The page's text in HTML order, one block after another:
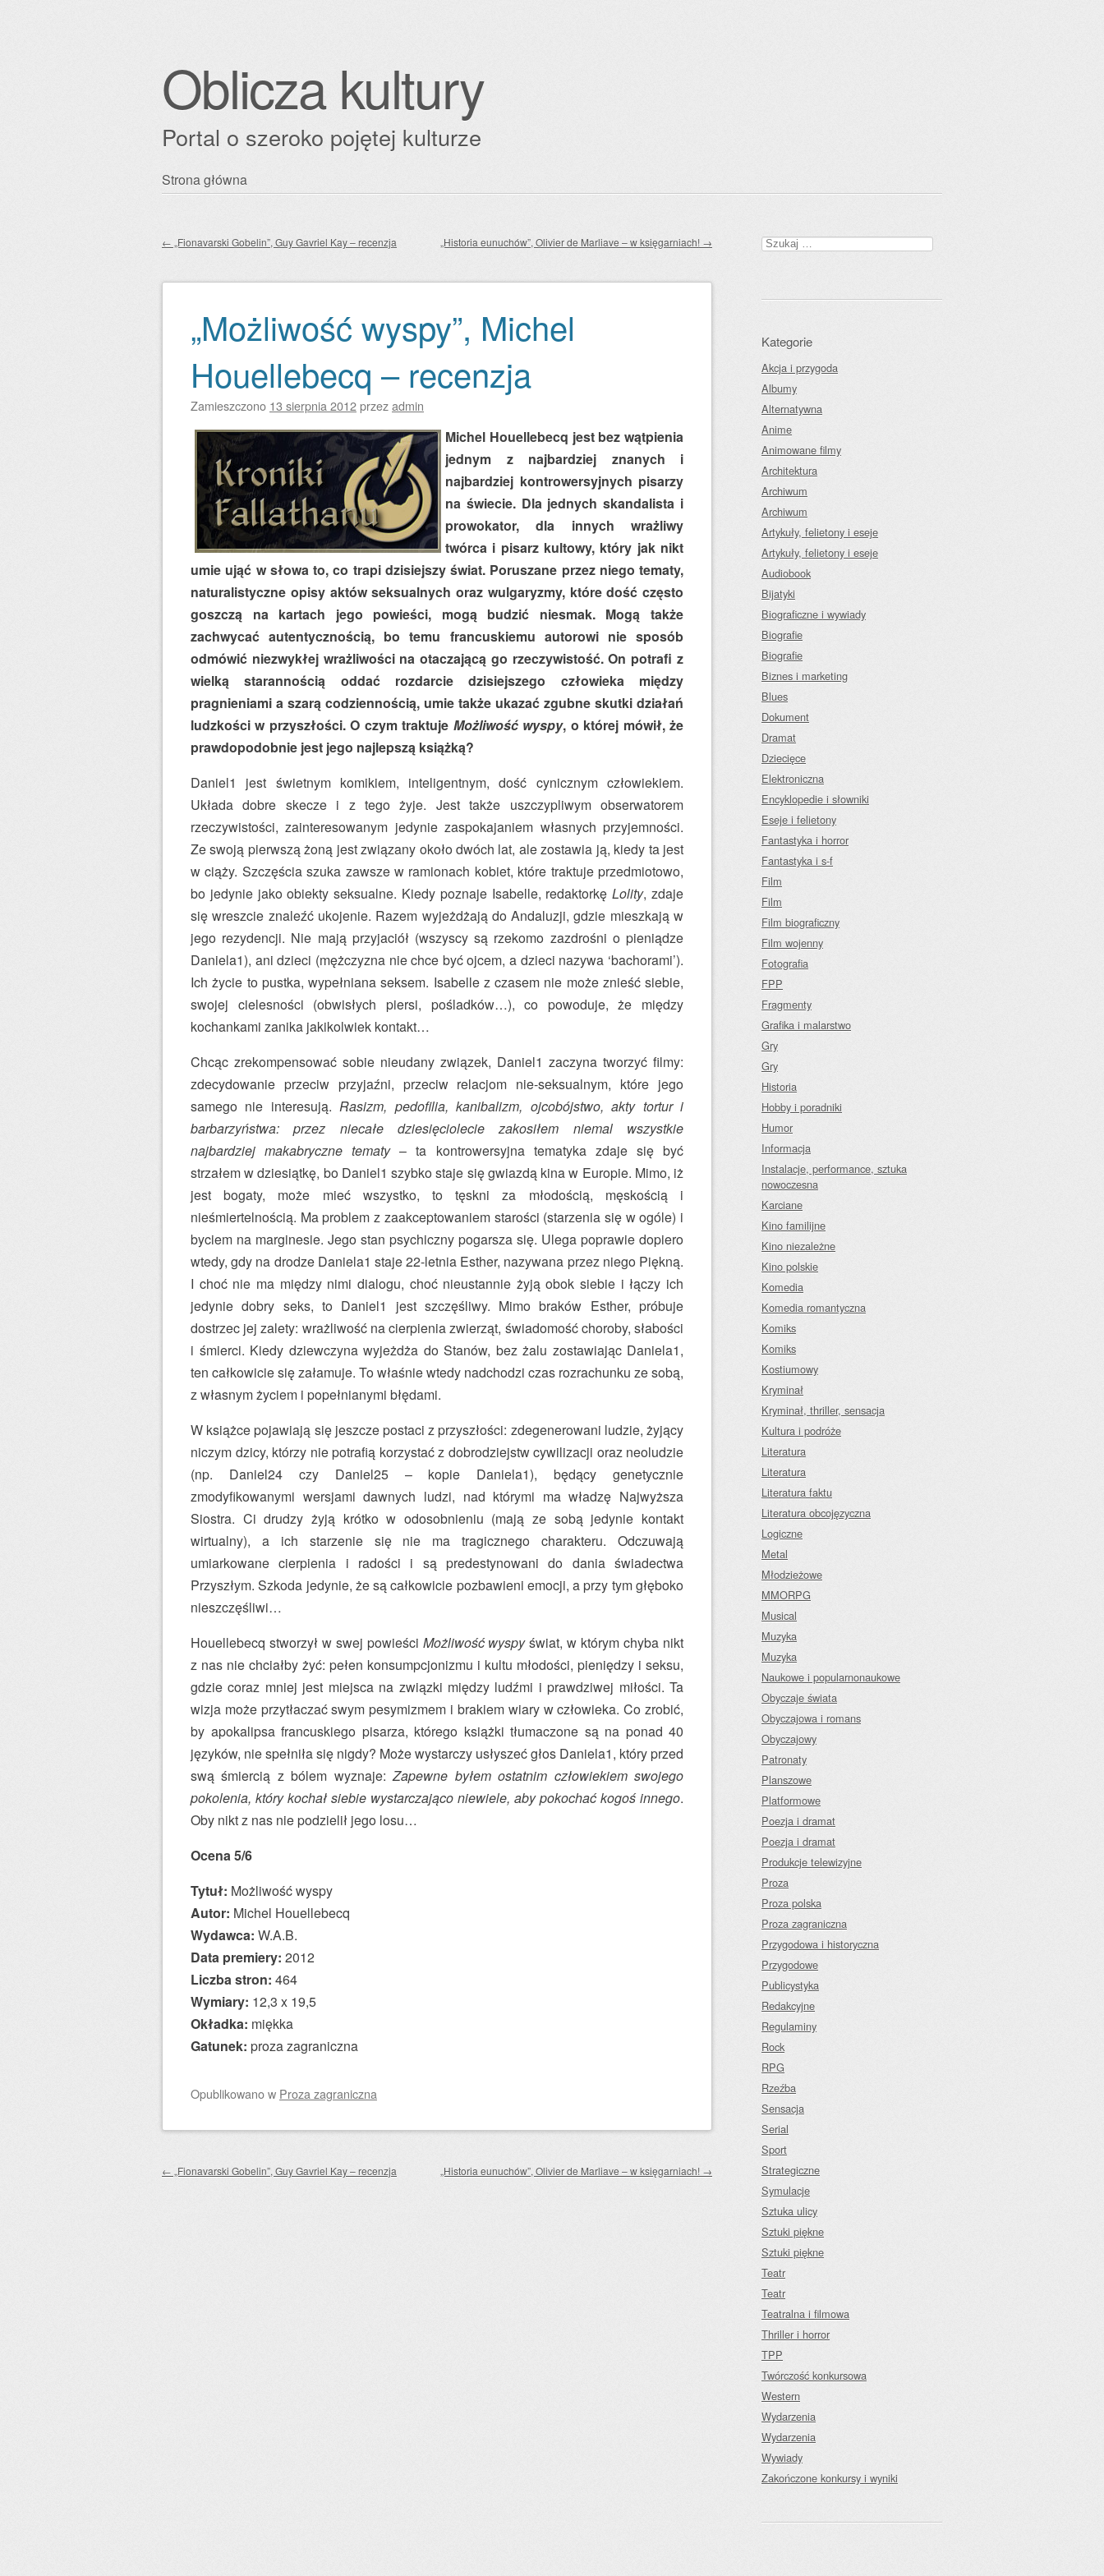
Oblicza kultury
Portal o szeroko pojętej kulturze
Przejdź
Strona główna
Zobacz wpisy
← „Fionavarski Gobelin”, Guy Gavriel Kay – recenzja „Historia eunuchów”, Olivier de Marliave – w księgarniach! →
„Możliwość wyspy”, Michel
Houellebecq – recenzja
Zamieszczono 13 sierpnia 2012przezadmin
Michel Houellebecq jest bez wątpienia
jednym z najbardziej znanych i
najbardziej kontrowersyjnych pisarzy
na świecie. Dla jednych skandalista i
prowokator, dla innych wrażliwy
twórca i pisarz kultowy, który jak nikt
umie ująć w słowa to, co trapi dzisiejszy świat. Poruszane przez niego tematy,
naturalistyczne opisy aktów seksualnych oraz wulgaryzmy, które dość często
goszczą na kartach jego powieści, mogą budzić niesmak. Mogą także
zachwycać autentycznością, bo temu francuskiemu autorowi nie sposób
odmówić niezwykłej wrażliwości na otaczającą go rzeczywistość. On potrafi z
wielką starannością oddać rozdarcie dzisiejszego człowieka między
pragnieniami a szarą codziennością, umie także ukazać zgubne skutki działań
ludzkości w przyszłości. O czym traktuje Możliwość wyspy, o której mówił, że
prawdopodobnie jest jego najlepszą książką?
Daniel1 jest świetnym komikiem, inteligentnym, dość cynicznym człowiekiem.
Układa dobre skecze i z tego żyje. Jest także uszczypliwym obserwatorem
rzeczywistości, zainteresowanym jedynie zaspokajaniem własnych przyjemności.
Ze swoją pierwszą żoną jest związany około dwóch lat, ale zostawia ją, kiedy ta jest
w ciąży. Szczęścia szuka zawsze w ramionach kobiet, które traktuje przedmiotowo,
bo jedynie jako obiekty seksualne. Kiedy poznaje Isabelle, redaktorkęLolity, zdaje
się wreszcie znaleźć ukojenie. Razem wyjeżdżają do Andaluzji, gdzie mieszkają w
jego rezydencji. Nie mają przyjaciół (wszyscy są rzekomo zazdrośni o pieniądze
Daniela1), ani dzieci (mężczyzna nie chce być ojcem, a dzieci nazywa ‘bachorami’).
Ich życie to pustka, wypełniana seksem. Isabelle z czasem nie może znieść siebie,
swojej cielesności (obwisłych piersi, pośladków…), co powoduje, że między
kochankami zanika jakikolwiek kontakt…
Chcąc zrekompensować sobie nieudany związek, Daniel1 zaczyna tworzyć filmy:
zdecydowanie przeciw przyjaźni, przeciw relacjom nie-seksualnym, które jego
samego nie interesują.Rasizm, pedofilia, kanibalizm, ojcobójstwo, akty tortur i
barbarzyństwa: przez niecałe dziesięciolecie zakosiłem niemal wszystkie
najbardziej makabryczne tematy– ta kontrowersyjna tematyka zdaje się być
strzałem w dziesiątkę, bo Daniel1 szybko staje się gwiazdą kina w Europie. Mimo, iż
jest bogaty, może mieć wszystko, to tęskni za młodością, męskością i
nieśmiertelnością. Ma problem z zaakceptowaniem starości (starzenia się w ogóle) i
byciem na marginesie. Jego stan psychiczny pogarsza się. Ulega poprawie dopiero
wtedy, gdy na drodze Daniela1 staje 22-letnia Esther, nazywana przez niego Piękną.
I choć nie ma między nimi dialogu, choć nieustannie żyją obok siebie i łączy ich
jedynie dobry seks, to Daniel1 jest szczęśliwy. Mimo braków Esther, próbuje
dostrzec jej zalety: wrażliwość na cierpienia zwierząt, świadomość choroby, słabości
i śmierci. Kiedy dziewczyna wyjeżdża do Stanów, bez żalu zostawiając Daniela1,
ten całkowicie się załamuje. To właśnie wtedy nadchodzi czas rozrachunku ze sobą,
z własnym życiem i popełnianymi błędami.
W książce pojawiają się jeszcze postaci z przyszłości: zdegenerowani ludzie, żyjący
niczym dzicy, którzy nie potrafią korzystać z dobrodziejstw cywilizacji oraz neoludzie
(np. Daniel24 czy Daniel25 – kopie Daniela1), będący genetycznie
zmodyfikowanymi wersjami dawnych ludzi, nad którymi ma władzę Najwyższa
Siostra. Ci drudzy żyją krótko w odosobnieniu (mają ze sobą jedynie kontakt
wirtualny), a ich starzenie się nie ma tragicznego charakteru. Odczuwają
umiarkowane cierpienia i radości i są predestynowani do dania świadectwa
Przyszłym. Szkoda jedynie, że są całkowicie pozbawieni emocji, a przy tym głęboko
nieszczęśliwi…
Houellebecq stworzył w swej powieści Możliwość wyspyświat, w którym chyba nikt
z nas nie chciałby żyć: pełen konsumpcjonizmu i kultu młodości, pieniędzy i seksu,
gdzie coraz mniej jest miejsca na związki między ludźmi i prawdziwej miłości. Ta
wizja może przytłaczać swym pesymizmem i brakiem wiary w człowieka. Co zrobić,
by apokalipsa francuskiego pisarza, którego książki tłumaczone są na ponad 40
języków, nie spełniła się nigdy? Może wystarczy usłyszeć głos Daniela1, który przed
swą śmiercią z bólem wyznaje:Zapewne byłem ostatnim człowiekiem swojego
pokolenia, który kochał siebie wystarczająco niewiele, aby pokochać kogoś innego.
Oby nikt z nas nie podzielił jego losu…
Ocena 5/6
Tytuł: Możliwość wyspy
Autor: Michel Houellebecq
Wydawca: W.A.B.
Data premiery: 2012
Liczba stron: 464
Wymiary: 12,3 x 19,5
Okładka: miękka
Gatunek: proza zagraniczna
Opublikowanow Proza zagraniczna
Zobacz wpisy
← „Fionavarski Gobelin”, Guy Gavriel Kay – recenzja „Historia eunuchów”, Olivier de Marliave – w księgarniach! →
Szukaj:
Kategorie
Akcja i przygoda
Albumy
Alternatywna
Anime
Animowane filmy
Architektura
Archiwum
Archiwum
Artykuły, felietony i eseje
Artykuły, felietony i eseje
Audiobook
Bijatyki
Biograficzne i wywiady
Biografie
Biografie
Biznes i marketing
Blues
Dokument
Dramat
Dziecięce
Elektroniczna
Encyklopedie i słowniki
Eseje i felietony
Fantastyka i horror
Fantastyka i s-f
Film
Film
Film biograficzny
Film wojenny
Fotografia
FPP
Fragmenty
Grafika i malarstwo
Gry
Gry
Historia
Hobby i poradniki
Humor
Informacja
Instalacje, performance, sztuka
nowoczesna
Karciane
Kino familijne
Kino niezależne
Kino polskie
Komedia
Komedia romantyczna
Komiks
Komiks
Kostiumowy
Kryminał
Kryminał, thriller, sensacja
Kultura i podróże
Literatura
Literatura
Literatura faktu
Literatura obcojęzyczna
Logiczne
Metal
Młodzieżowe
MMORPG
Musical
Muzyka
Muzyka
Naukowe i popularnonaukowe
Obyczaje świata
Obyczajowa i romans
Obyczajowy
Patronaty
Planszowe
Platformowe
Poezja i dramat
Poezja i dramat
Produkcje telewizyjne
Proza
Proza polska
Proza zagraniczna
Przygodowa i historyczna
Przygodowe
Publicystyka
Redakcyjne
Regulaminy
Rock
RPG
Rzeźba
Sensacja
Serial
Sport
Strategiczne
Symulacje
Sztuka ulicy
Sztuki piękne
Sztuki piękne
Teatr
Teatr
Teatralna i filmowa
Thriller i horror
TPP
Twórczość konkursowa
Western
Wydarzenia
Wydarzenia
Wywiady
Zakończone konkursy i wyniki